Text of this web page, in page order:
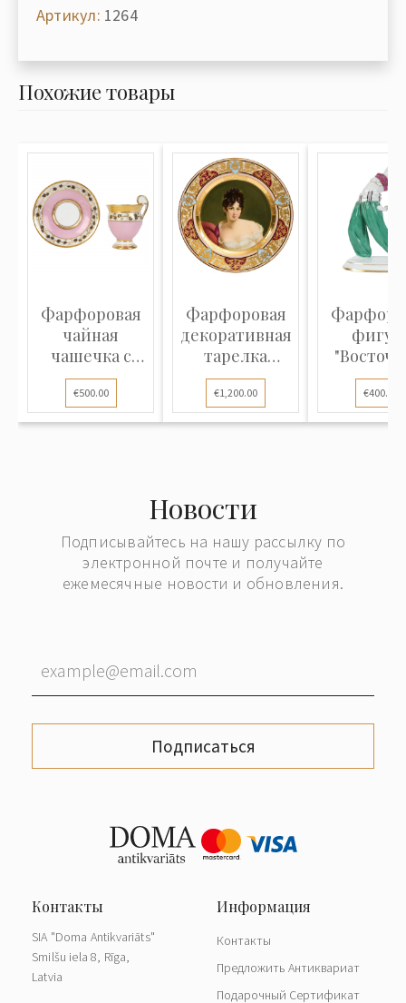
Артикул: 1264
Похожие товары
Фарфоровая
чайная
чашечка с
блюдцем
€500.00
Фарфоровая
декоративная
тарелка
"Мадам
Рекамь...
€1,200.00
танец"
€400.00
Новости
Подписывайтесь на нашу рассылку по
электронной почте и получайте
ежемесячные новости и обновления.
Подписаться
SIA "Doma Antikvariāts"
Smilšu iela 8, Rīga,
Latvia
Контакты
Предложить Антиквариат
Подарочный Сертификат